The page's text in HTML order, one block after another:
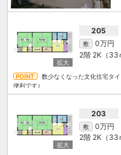
205
敷 0万円
2階 2K（33
数少なくなった文化住宅タ
便利です♪
203
敷 0万円
2階 2K（33